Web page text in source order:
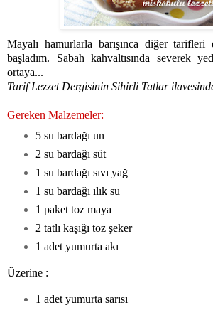
Mayalı hamurlarla barışınca diğer
başladım. Sabah kahvaltısında severek
ortaya...
Tarif Lezzet Dergisinin Sihirli Tatlar
Gereken Malzemeler:
5 su bardağı un
2 su bardağı süt
1 su bardağı sıvı yağ
1 su bardağı ılık su
1 paket toz maya
2 tatlı kaşığı toz şeker
1 adet yumurta akı
Üzerine :
1 adet yumurta sarısı